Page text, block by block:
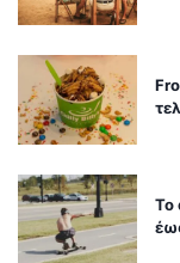
Το